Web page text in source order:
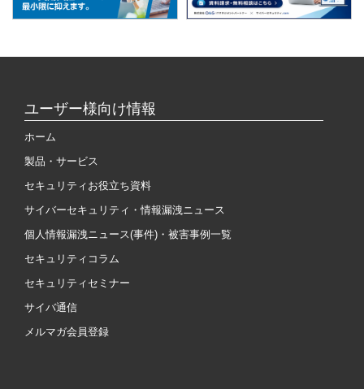
ユーザー様向け情報
ホーム
製品・サービス
セキュリティお役立ち資料
サイバーセキュリティ・情報漏洩ニュース
個人情報漏洩ニュース(事件)・被害事例一覧
セキュリティコラム
セキュリティセミナー
サイバ通信
メルマガ会員登録